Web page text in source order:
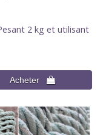
2 kg et utilisant